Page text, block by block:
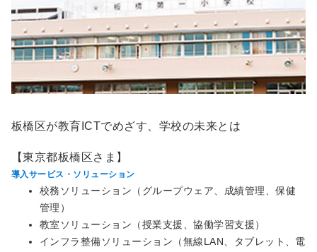
板橋区が教育ICTでめざす、学校の未来とは
【東京都板橋区さま】
導入サービス・ソリューション
校務ソリューション（グループウェア、成績管理、保健
管理）
教室ソリューション（授業支援、協働学習支援）
インフラ整備ソリューション（無線LAN、タブレット、電